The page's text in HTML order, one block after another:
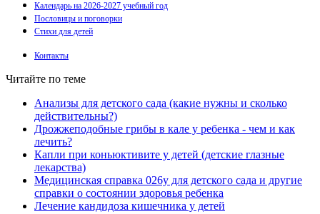
Календарь на 2026-2027 учебный год
Пословицы и поговорки
Стихи для детей
Контакты
Читайте по теме
Анализы для детского сада (какие нужны и сколько
действительны?)
Дрожжеподобные грибы в кале у ребенка - чем и как
лечить?
Капли при коньюктивите у детей (детские глазные
лекарства)
Медицинская справка 026у для детского сада и другие
справки о состоянии здоровья ребенка
Лечение кандидоза кишечника у детей